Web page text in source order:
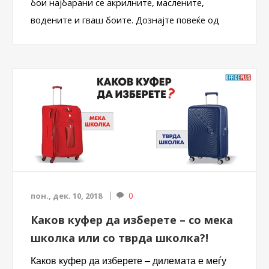
водените и гваш боите. Дознајте повеќе од
пон., дек. 10, 2018 0
Каков куфер да изберете – со мека
школка или со тврда школка?!
Каков куфер да изберете – дилемата е меѓу